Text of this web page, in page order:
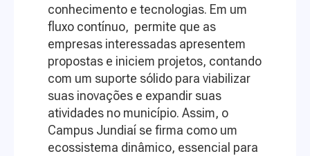
conhecimento e tecnologias. Em um
fluxo contínuo, permite que as
empresas interessadas apresentem
propostas e iniciem projetos, contando
com um suporte sólido para viabilizar
suas inovações e expandir suas
atividades no município. Assim, o
Campus Jundiaí se firma como um
ecossistema dinâmico, essencial para